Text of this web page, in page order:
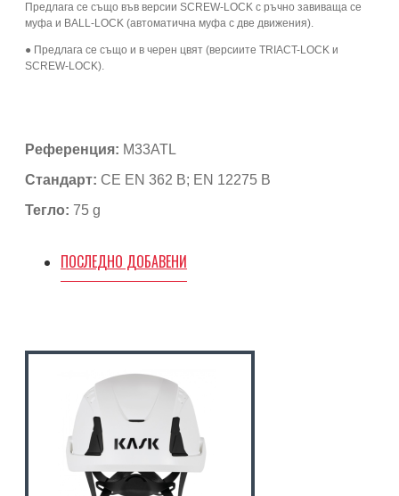
Предлага се също във версии SCREW-LOCK с ръчно завиваща се
муфа и BALL-LOCK (автоматична муфа с две движения).
● Предлага се също и в черен цвят (версиите TRIACT-LOCK и
SCREW-LOCK).
Референция: M33ATL
Стандарт: CE EN 362 В; EN 12275 B
Тегло: 75 g
ПОСЛЕДНО ДОБАВЕНИ